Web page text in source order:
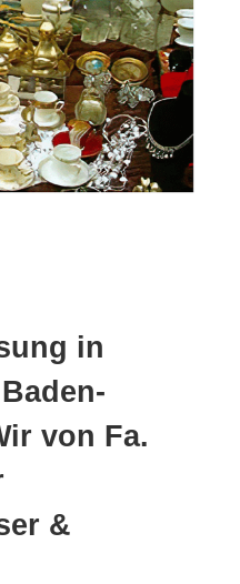
in
von Fa.
&